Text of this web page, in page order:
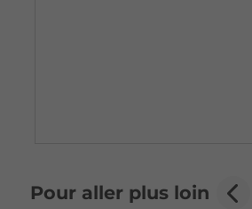
Pour aller plus loin